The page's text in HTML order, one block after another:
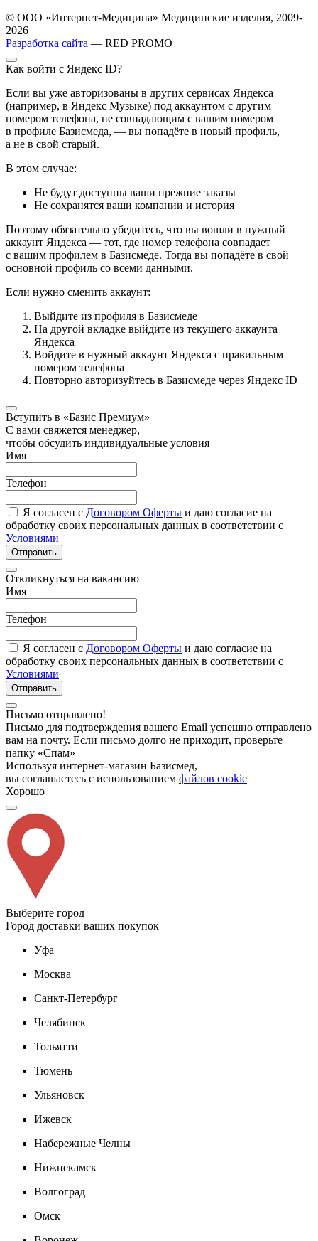
© ООО «Интернет-Медицина» Медицинские изделия, 2009-
2026
Разработка сайта — RED PROMO
Как войти с Яндекс ID?
Если вы уже авторизованы в других сервисах Яндекса
(например, в Яндекс Музыке) под аккаунтом с другим
номером телефона, не совпадающим с вашим номером
в профиле Базисмеда, — вы попадёте в новый профиль,
а не в свой старый.
В этом случае:
Не будут доступны ваши прежние заказы
Не сохранятся ваши компании и история
Поэтому обязательно убедитесь, что вы вошли в нужный
аккаунт Яндекса — тот, где номер телефона совпадает
с вашим профилем в Базисмеде. Тогда вы попадёте в свой
основной профиль со всеми данными.
Если нужно сменить аккаунт:
Выйдите из профиля в Базисмеде
На другой вкладке выйдите из текущего аккаунта
Яндекса
Войдите в нужный аккаунт Яндекса с правильным
номером телефона
Повторно авторизуйтесь в Базисмеде через Яндекс ID
Вступить в «Базис Премиум»
С вами свяжется менеджер,
чтобы обсудить индивидуальные условия
Имя
Телефон
Я согласен с Договором Оферты и даю согласие на
обработку своих персональных данных в соответствии с
Условиями
Отправить
Откликнуться на вакансию
Имя
Телефон
Я согласен с Договором Оферты и даю согласие на
обработку своих персональных данных в соответствии с
Условиями
Отправить
Письмо отправлено!
Письмо для подтверждения вашего Email успешно отправлено
вам на почту. Если письмо долго не приходит, проверьте
папку «Спам»
Используя интернет-магазин Базисмед,
вы соглашаетесь с использованием файлов cookie
Хорошо
Выберите город
Город доставки ваших покупок
Уфа
Москва
Санкт-Петербург
Челябинск
Тольятти
Тюмень
Ульяновск
Ижевск
Набережные Челны
Нижнекамск
Волгоград
Омск